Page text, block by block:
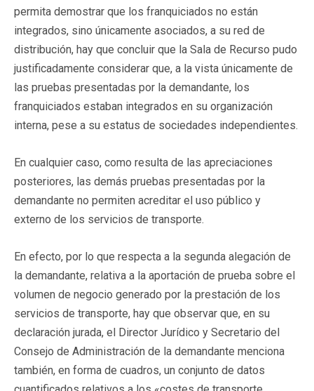
permita demostrar que los franquiciados no están
integrados, sino únicamente asociados, a su red de
distribución, hay que concluir que la Sala de Recurso pudo
justificadamente considerar que, a la vista únicamente de
las pruebas presentadas por la demandante, los
franquiciados estaban integrados en su organización
interna, pese a su estatus de sociedades independientes.
En cualquier caso, como resulta de las apreciaciones
posteriores, las demás pruebas presentadas por la
demandante no permiten acreditar el uso público y
externo de los servicios de transporte.
En efecto, por lo que respecta a la segunda alegación de
la demandante, relativa a la aportación de prueba sobre el
volumen de negocio generado por la prestación de los
servicios de transporte, hay que observar que, en su
declaración jurada, el Director Jurídico y Secretario del
Consejo de Administración de la demandante menciona
también, en forma de cuadros, un conjunto de datos